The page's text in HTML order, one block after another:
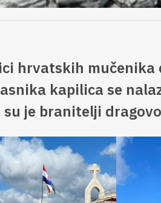
hrvatskih mučenika
kapilica se
su je branitelji